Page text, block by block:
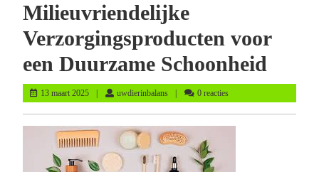
Milieuvriendelijke
Verzorgingsproducten voor
een Duurzame Schoonheid
13 maart 202513
maart
uwdierinbalansuwdierinbalans
0 reacties